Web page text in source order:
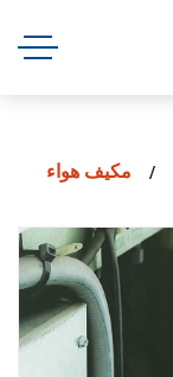
مكيف هواء